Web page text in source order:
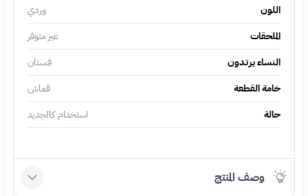
اللون
وردي
الملحقات
غير متوفر
النساء يرتدون
فستان
خامة القطعة
قماش
حالة
استخدام كالجديد
وصف المنتج